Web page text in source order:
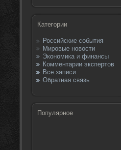
Категории
Российские события
Мировые новости
Экономика и финансы
Комментарии экспертов
Все записи
Обратная связь
Популярное